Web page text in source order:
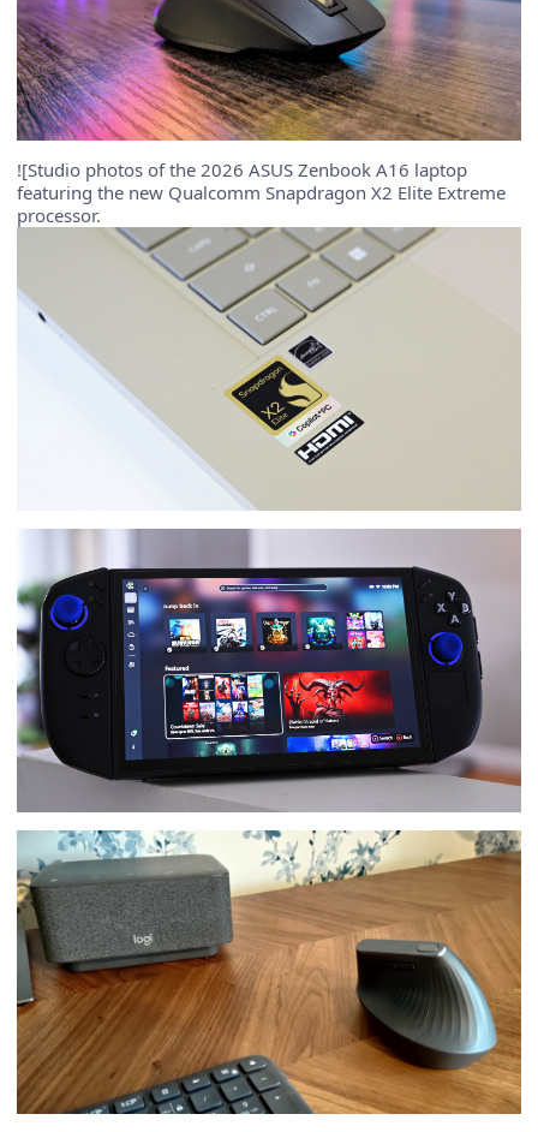
![Studio photos of the 2026 ASUS Zenbook A16 laptop
featuring the new Qualcomm Snapdragon X2 Elite Extreme
processor.